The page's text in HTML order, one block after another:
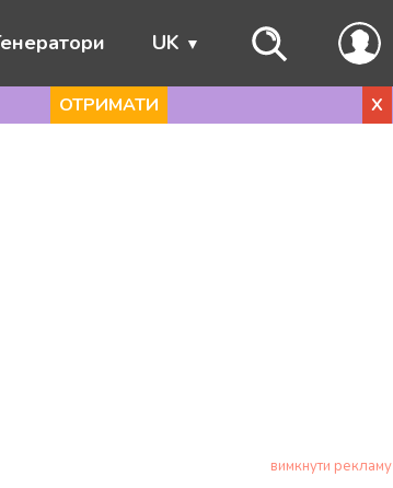
UK
ОТРИМАТИ X
вимкнути рекламу